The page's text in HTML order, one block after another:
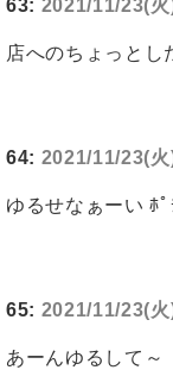
63: 2021/11/23(
店へのちょっとし
64: 2021/11/23(
ゆるせなぁーい ﾎﾟ
65: 2021/11/23(
あーんゆるして～